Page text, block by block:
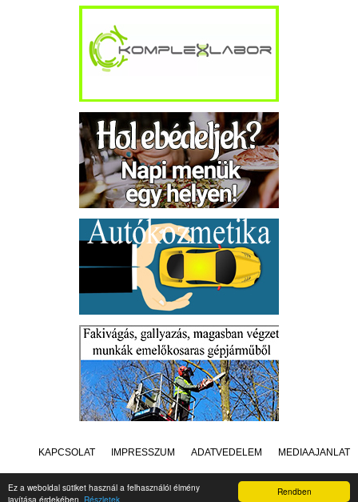
Rendben
Ez a weboldal sütiket használ a felhasználói élmény
javítása érdekében. Részletek
KAPCSOLAT IMPRESSZUM ADATVÉDELEM MÉDIAAJÁNLAT